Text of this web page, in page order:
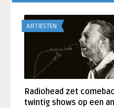
ARTIESTEN
Radiohead zet
twintig shows op een